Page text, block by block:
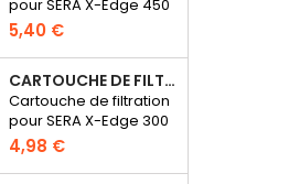
pour SERA X-Edge 450
5,40 €
CARTOUCHE DE FILTRATION BLANCHE POUR SERA X-EDGE 300 - 2 PIÈCES
Cartouche de filtration
pour SERA X-Edge 300
4,98 €